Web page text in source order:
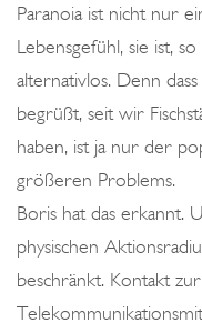
Paranoia ist nicht nur
Lebensgefühl, sie ist,
alternativlos. Denn
begrüßt, seit wir
haben, ist ja nur der
größeren Problems.
Boris hat das erkannt.
physischen
beschränkt. Kontakt